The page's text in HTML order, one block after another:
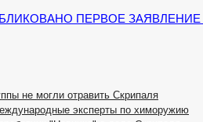
ПЕРВОЕ
не могли отравить Скрипаля
эксперты по химоружию